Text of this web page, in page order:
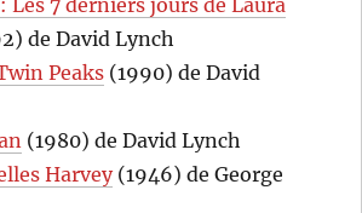
de David Lynch
Peaks (1990) de David
(1980) de David Lynch
Harvey(1946) de George